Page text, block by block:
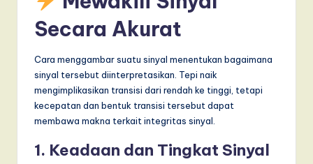
Secara Akurat
Cara menggambar suatu sinyal menentukan bagaimana
sinyal tersebut diinterpretasikan. Tepi naik
mengimplikasikan transisi dari rendah ke tinggi, tetapi
kecepatan dan bentuk transisi tersebut dapat
membawa makna terkait integritas sinyal.
1. Keadaan dan Tingkat Sinyal